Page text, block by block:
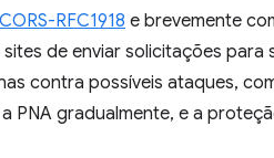
CORS-RFC1918 e brevemente
de enviar solicitações para
contra possíveis ataques,
PNA gradualmente, e a